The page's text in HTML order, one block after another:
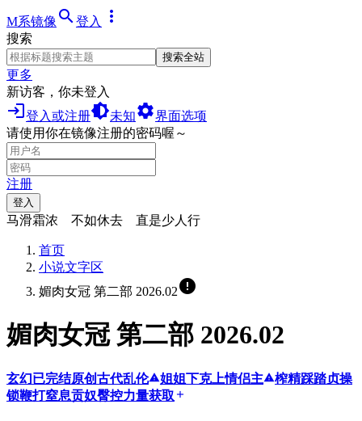
M系镜像 search登入 more_vert
搜索
搜索全站
更多
新访客，你未登入
login登入或注册brightness_medium未知settings界面选项
请使用你在镜像注册的密码喔～
注册
登入
马滑霜浓 不如休去 直是少人行
首页
小说文字区
媚肉女冠 第二部 2026.02error
媚肉女冠 第二部 2026.02
玄幻已完结原创古代乱伦report_problem姐姐下克上情侣主report_problem榨精踩踏贞操
锁鞭打窒息贡奴臀控力量获取 add